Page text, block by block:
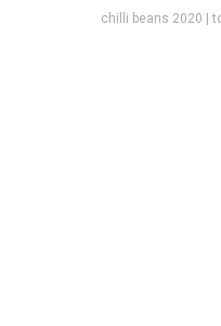
chilli beans 2020 |